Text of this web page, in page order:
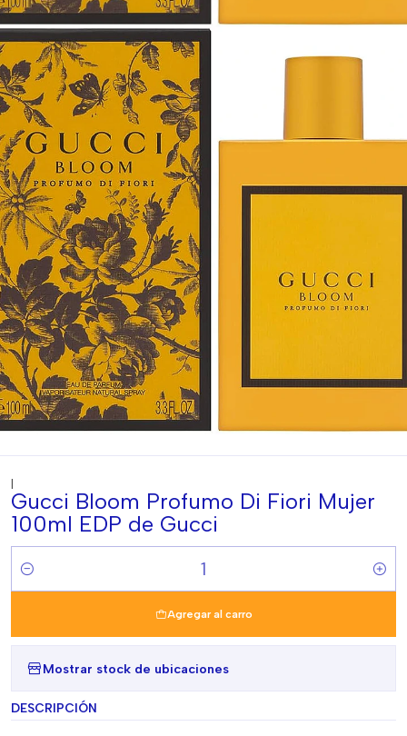
|
Gucci Bloom Profumo Di Fiori Mujer
100ml EDP de Gucci
Cantidad
Agregar al carro
Mostrar stock de ubicaciones
DESCRIPCIÓN